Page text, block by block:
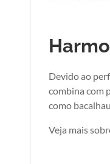
Devido ao
combina com
como
Veja mais